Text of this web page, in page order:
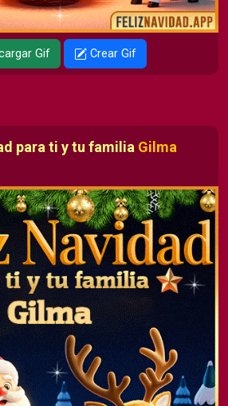
Gif Crear Gif
para ti y tu familia Gilma